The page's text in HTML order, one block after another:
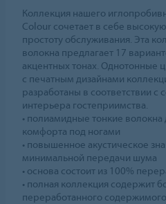
Коллекция нашего
Colour сочетает в себе
простоту обслуживания. Эта
волокна предлагает 17
акцентных тонах. Однотонные
с печатным дизайнами
разработаны в соответствии
интерьера гостеприимства.
• полиамидные тонкие
комфорта под ногами
• повышенное акустическое
минимальной передачи шума
• основа состоит из 100%
• полная коллекция содержит
переработанного содержимого